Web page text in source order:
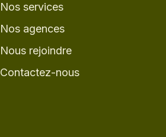
Nos services
Nos agences
Nous rejoindre
Contactez-nous